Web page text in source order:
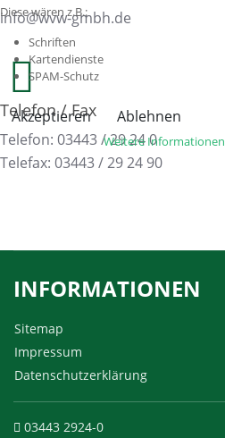
info@wvw-gmbh.de
Telefon / Fax
Telefon: 03443 / 29 24 0
Telefax: 03443 / 29 24 90
INFORMATIONEN
Sitemap
Impressum
Datenschutzerklärung
03443 2924-0
Diese wären z.B.:
Schriften
Kartendienste
SPAM-Schutz
Akzeptieren Ablehnen
Weitere Informationen